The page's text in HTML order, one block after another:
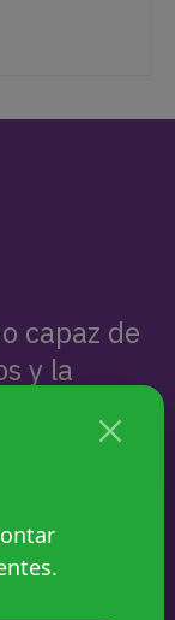
capaz de
y la
a
sus